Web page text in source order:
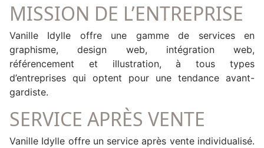
MISSION DE L’ENTREPRISE
Vanille Idylle offre une gamme de services en
graphisme, design web, intégration web,
référencement et illustration, à tous types
d’entreprises qui optent pour une tendance avant-
gardiste.
SERVICE APRÈS VENTE
Vanille Idylle offre un service après vente individualisé.